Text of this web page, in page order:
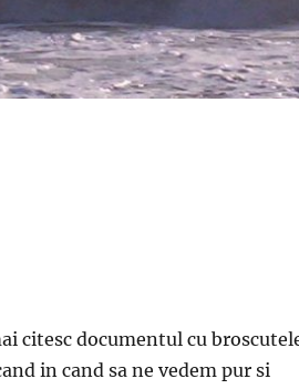
citesc documentul cu
in cand sa ne vedem pur si